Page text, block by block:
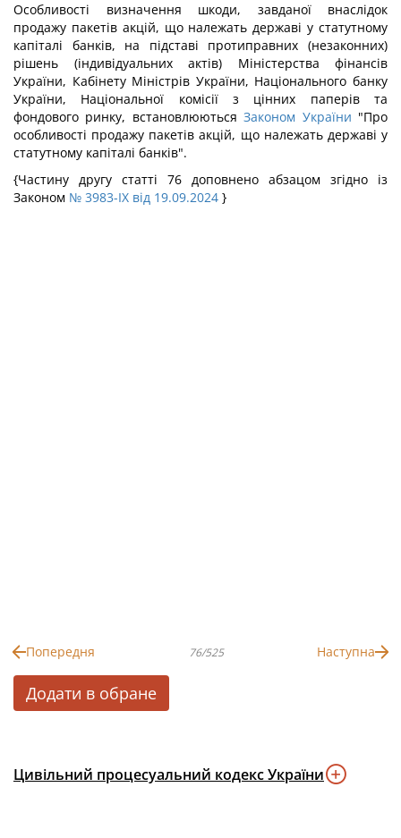
Особливості визначення шкоди, завданої внаслідок
продажу пакетів акцій, що належать державі у статутному
капіталі банків, на підставі протиправних (незаконних)
рішень (індивідуальних актів) Міністерства фінансів
України, Кабінету Міністрів України, Національного банку
України, Національної комісії з цінних паперів та
фондового ринку, встановлюютьсяЗаконом України "Про
особливості продажу пакетів акцій, що належать державі у
статутному капіталі банків".
{Частину другу статті 76 доповнено абзацом згідно із
Законом № 3983-IX від 19.09.2024 }
Попередня 76/525 Наступна
Додати в обране
Цивільний процесуальний кодекс України